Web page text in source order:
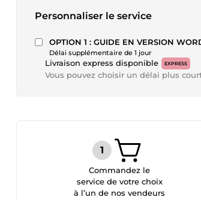
Personnaliser le service
OPTION 1 : GUIDE EN VERSION
Délai supplémentaire de 1 jour
Livraison express disponible EXPRESS
Vous pouvez choisir un délai plus
Commandez le
service de votre choix
à l’un de nos vendeurs